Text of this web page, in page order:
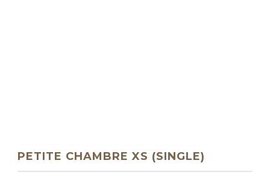
PETITE CHAMBRE XS (SINGLE)